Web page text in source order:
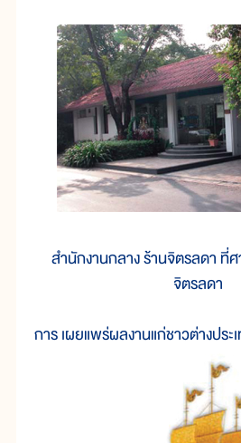
สำนักงานกลาง ร้านจิตรลดา ที่
จิตรลดา
การ เผยแพร่ผลงานแก่ชาวต่างประ